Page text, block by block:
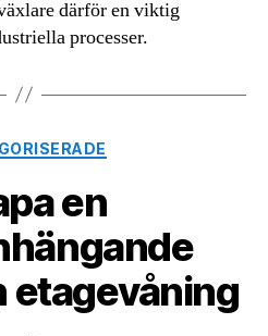
därför en viktig
processer.
Kategorier
en
etagevåning